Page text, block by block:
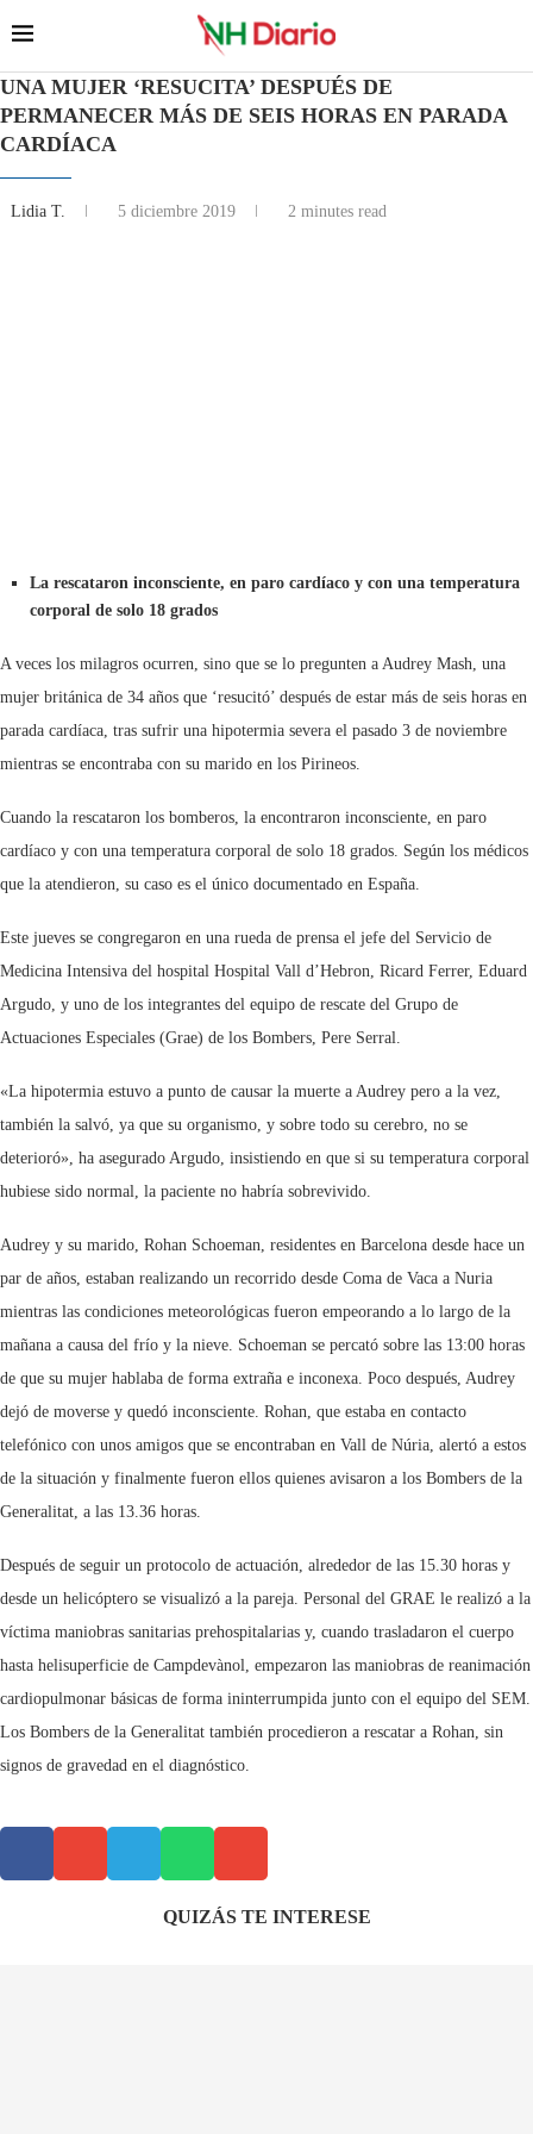
UNA MUJER ‘RESUCITA’ DESPUÉS DE
PERMANECER MÁS DE SEIS HORAS EN PARADA
CARDÍACA
Lidia T. 5 diciembre 2019 2 minutes read
La rescataron inconsciente, en paro cardíaco y con una temperatura
corporal de solo 18 grados
A veces los milagros ocurren, sino que se lo pregunten a Audrey Mash, una
mujer británica de 34 años que ‘resucitó’ después de estar más de seis horas en
parada cardíaca, tras sufrir una hipotermia severa el pasado 3 de noviembre
mientras se encontraba con su marido en los Pirineos.
Cuando la rescataron los bomberos, la encontraron inconsciente, en paro
cardíaco y con una temperatura corporal de solo 18 grados. Según los médicos
que la atendieron, su caso es el único documentado en España.
Este jueves se congregaron en una rueda de prensa el jefe del Servicio de
Medicina Intensiva del hospital Hospital Vall d’Hebron, Ricard Ferrer, Eduard
Argudo, y uno de los integrantes del equipo de rescate del Grupo de
Actuaciones Especiales (Grae) de los Bombers, Pere Serral.
«La hipotermia estuvo a punto de causar la muerte a Audrey pero a la vez,
también la salvó, ya que su organismo, y sobre todo su cerebro, no se
deterioró», ha asegurado Argudo, insistiendo en que si su temperatura corporal
hubiese sido normal, la paciente no habría sobrevivido.
Audrey y su marido, Rohan Schoeman, residentes en Barcelona desde hace un
par de años, estaban realizando un recorrido desde Coma de Vaca a Nuria
mientras las condiciones meteorológicas fueron empeorando a lo largo de la
mañana a causa del frío y la nieve. Schoeman se percató sobre las 13:00 horas
de que su mujer hablaba de forma extraña e inconexa. Poco después, Audrey
dejó de moverse y quedó inconsciente. Rohan, que estaba en contacto
telefónico con unos amigos que se encontraban en Vall de Núria, alertó a estos
de la situación y finalmente fueron ellos quienes avisaron a los Bombers de la
Generalitat, a las 13.36 horas.
Después de seguir un protocolo de actuación, alrededor de las 15.30 horas y
desde un helicóptero se visualizó a la pareja. Personal del GRAE le realizó a la
víctima maniobras sanitarias prehospitalarias y, cuando trasladaron el cuerpo
hasta helisuperficie de Campdevànol, empezaron las maniobras de reanimación
cardiopulmonar básicas de forma ininterrumpida junto con el equipo del SEM.
Los Bombers de la Generalitat también procedieron a rescatar a Rohan, sin
signos de gravedad en el diagnóstico.
QUIZÁS TE INTERESE